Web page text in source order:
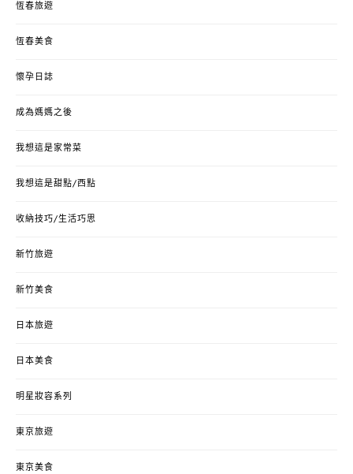
恆春旅遊
恆春美食
懷孕日誌
成為媽媽之後
我想這是家常菜
我想這是甜點/西點
收納技巧/生活巧思
新竹旅遊
新竹美食
日本旅遊
日本美食
明星妝容系列
東京旅遊
東京美食